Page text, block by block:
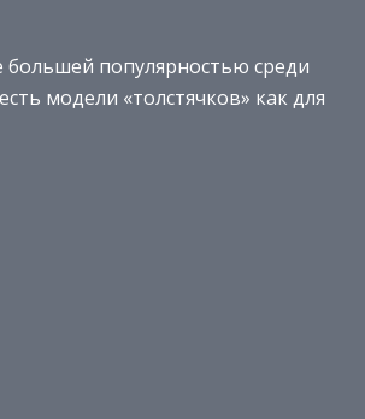
большей популярностью среди
модели «толстячков» как для